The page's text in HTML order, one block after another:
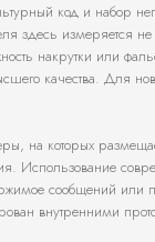
код и набор
здесь измеряется
накрутки или
качества. Для
на которых
Использование
сообщений или
внутренними